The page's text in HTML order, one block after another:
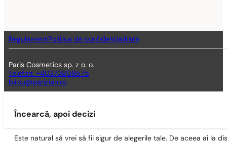
RegulamentPolitica de confidențialitate
Paris Cosmetics sp. z o. o.
Telefon: +40373809575
birou@parizian.ro
Încearcă, apoi decizi
Este natural să vrei să fii sigur de alegerile tale. De aceea ai la